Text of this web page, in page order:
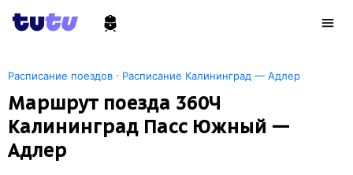
Расписание поездов · Расписание Калининград — Адлер
Маршрут поезда 360Ч
Калининград Пасс Южный —
Адлер